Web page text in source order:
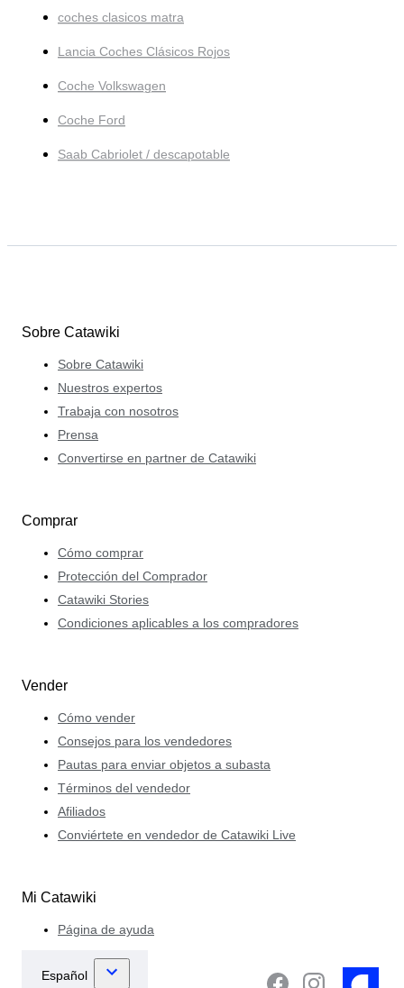
coches clasicos matra
Lancia Coches Clásicos Rojos
Coche Volkswagen
Coche Ford
Saab Cabriolet / descapotable
Sobre Catawiki
Sobre Catawiki
Nuestros expertos
Trabaja con nosotros
Prensa
Convertirse en partner de Catawiki
Comprar
Cómo comprar
Protección del Comprador
Catawiki Stories
Condiciones aplicables a los compradores
Vender
Cómo vender
Consejos para los vendedores
Pautas para enviar objetos a subasta
Términos del vendedor
Afiliados
Conviértete en vendedor de Catawiki Live
Mi Catawiki
Página de ayuda